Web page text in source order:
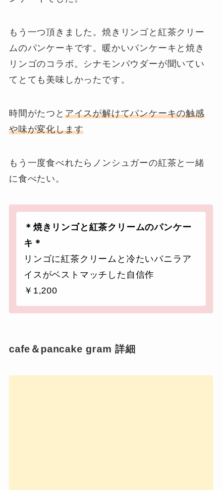
もう一つ頂きました。焼きリンゴと紅茶クリー
ムのパンケーキです。暖かいパンケーキと焼き
リンゴのコラボ。シナモンパウダーが聞いてい
てとても美味しかったです。
時間がたつと アイスが解けてパンケーキの触感
や味が変化します
もう一度食べれたらノンシュガーの紅茶と一緒
に食べたい。
＊焼きリンゴと紅茶クリームのパンケー
キ＊
リンゴに紅茶クリームと冷たいバニラア
イスがベストマッチした自信作
￥1,200
cafe＆pancake gram 詳細